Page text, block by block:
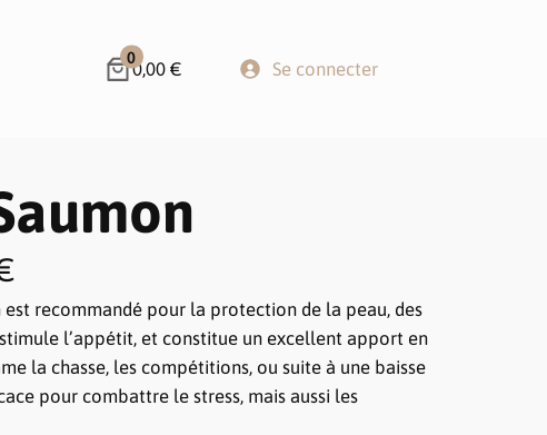
0
0,00 € Se connecter
P
l
a
est recommandé pour la protection de la peau, des
l’appétit, et constitue un excellent apport en
la chasse, les compétitions, ou suite à une baisse
pour combattre le stress, mais aussi les